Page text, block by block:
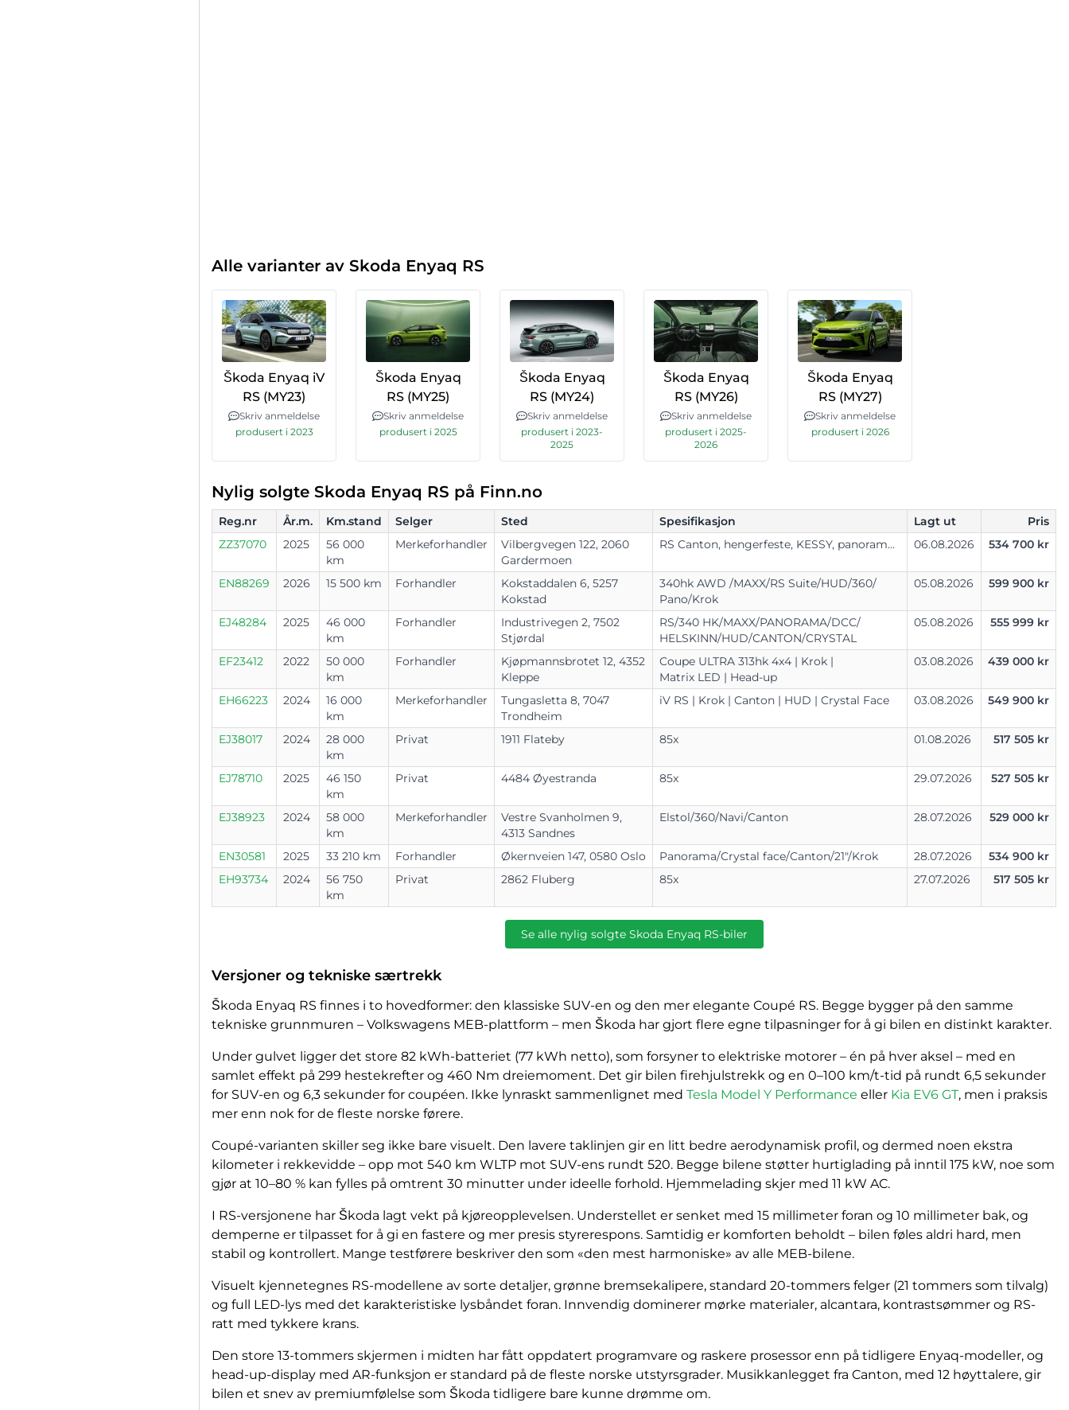
Alle varianter av Skoda Enyaq RS
Škoda Enyaq iV
RS (MY23)
Skriv anmeldelse
produsert i 2023
Škoda Enyaq
RS (MY25)
Skriv anmeldelse
produsert i 2025
Škoda Enyaq
RS (MY24)
Skriv anmeldelse
produsert i 2023-
2025
Škoda Enyaq
RS (MY26)
Skriv anmeldelse
produsert i 2025-
2026
Škoda Enyaq
RS (MY27)
Skriv anmeldelse
produsert i 2026
Nylig solgte Skoda Enyaq RS på Finn.no
Reg.nr År.m. Km.stand Selger Sted Spesifikasjon Lagt ut
Pris
ZZ37070
2025
56 000
km
Merkeforhandler
Vilbergvegen 122, 2060
Gardermoen
RS Canton, hengerfeste, KESSY, panorama, alarm ++ 06.08.2026 534 700 kr
EN88269 2026 15 500 km Forhandler
Kokstaddalen 6, 5257
Kokstad
340hk AWD /MAXX/RS Suite/HUD/360/
Pano/Krok
05.08.2026 599 900 kr
EJ48284 2025
46 000
km
Forhandler
Industrivegen 2, 7502
Stjørdal
RS/340 HK/MAXX/PANORAMA/DCC/
HELSKINN/HUD/CANTON/CRYSTAL
05.08.2026 555 999 kr
EF23412 2022
50 000
km
Forhandler
Kjøpmannsbrotet 12, 4352
Kleppe
Coupe ULTRA 313hk 4x4 | Krok |
Matrix LED | Head-up
03.08.2026 439 000 kr
EH66223 2024
16 000
km
Merkeforhandler
Tungasletta 8, 7047
Trondheim
iV RS | Krok | Canton | HUD | Crystal Face 03.08.2026 549 900 kr
EJ38017 2024
28 000
km
Privat 1911 Flateby 85x 01.08.2026 517 505 kr
EJ78710 2025
46 150
km
Privat 4484 Øyestranda 85x 29.07.2026 527 505 kr
EJ38923 2024
58 000
km
Merkeforhandler
Vestre Svanholmen 9,
4313 Sandnes
Elstol/360/Navi/Canton 28.07.2026 529 000 kr
EN30581 2025 33 210 km Forhandler Økernveien 147, 0580 Oslo Panorama/Crystal face/Canton/21"/Krok 28.07.2026
534 900 kr
EH93734
2024
56 750
km
Privat 2862 Fluberg 85x 27.07.2026 517 505 kr
Se alle nylig solgte Skoda Enyaq RS-biler
Versjoner og tekniske særtrekk
Škoda Enyaq RS finnes i to hovedformer: den klassiske SUV-en og den mer elegante Coupé RS. Begge bygger på den samme
tekniske grunnmuren – Volkswagens MEB-plattform – men Škoda har gjort flere egne tilpasninger for å gi bilen en distinkt karakter.
Under gulvet ligger det store 82 kWh-batteriet (77 kWh netto), som forsyner to elektriske motorer – én på hver aksel – med en
samlet effekt på 299 hestekrefter og 460 Nm dreiemoment. Det gir bilen firehjulstrekk og en 0–100 km/t-tid på rundt 6,5 sekunder
for SUV-en og 6,3 sekunder for coupéen. Ikke lynraskt sammenlignet med Tesla Model Y Performance eller Kia EV6 GT, men i praksis
mer enn nok for de fleste norske førere.
Coupé-varianten skiller seg ikke bare visuelt. Den lavere taklinjen gir en litt bedre aerodynamisk profil, og dermed noen ekstra
kilometer i rekkevidde – opp mot 540 km WLTP mot SUV-ens rundt 520. Begge bilene støtter hurtiglading på inntil 175 kW, noe som
gjør at 10–80 % kan fylles på omtrent 30 minutter under ideelle forhold. Hjemmelading skjer med 11 kW AC.
I RS-versjonene har Škoda lagt vekt på kjøreopplevelsen. Understellet er senket med 15 millimeter foran og 10 millimeter bak, og
demperne er tilpasset for å gi en fastere og mer presis styrerespons. Samtidig er komforten beholdt – bilen føles aldri hard, men
stabil og kontrollert. Mange testførere beskriver den som «den mest harmoniske» av alle MEB-bilene.
Visuelt kjennetegnes RS-modellene av sorte detaljer, grønne bremsekalipere, standard 20-tommers felger (21 tommers som tilvalg)
og full LED-lys med det karakteristiske lysbåndet foran. Innvendig dominerer mørke materialer, alcantara, kontrastsømmer og RS-
ratt med tykkere krans.
Den store 13-tommers skjermen i midten har fått oppdatert programvare og raskere prosessor enn på tidligere Enyaq-modeller, og
head-up-display med AR-funksjon er standard på de fleste norske utstyrsgrader. Musikkanlegget fra Canton, med 12 høyttalere, gir
bilen et snev av premiumfølelse som Škoda tidligere bare kunne drømme om.